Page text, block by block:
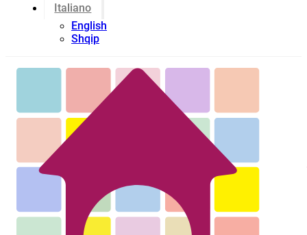
Italiano
English
Shqip